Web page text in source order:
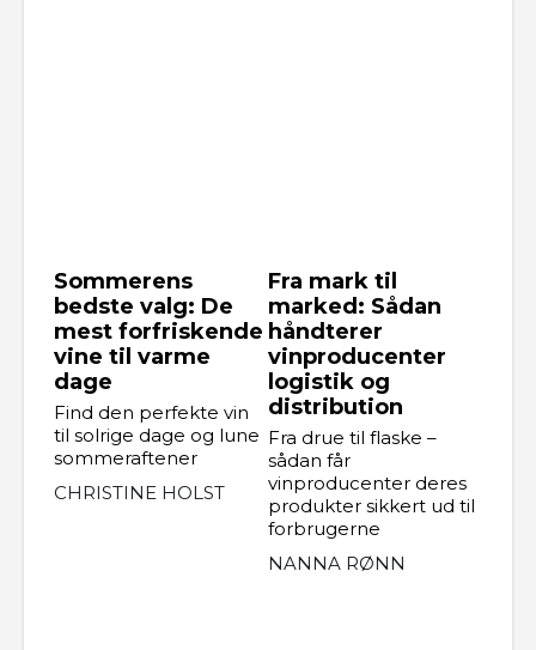
Sommerens
bedste valg: De
mest forfriskende
vine til varme
dage
Find den perfekte vin
til solrige dage og lune
sommeraftener
CHRISTINE HOLST
Fra mark til
marked: Sådan
håndterer
vinproducenter
logistik og
distribution
Fra drue til flaske –
sådan får
vinproducenter deres
produkter sikkert ud til
forbrugerne
NANNA RØNN